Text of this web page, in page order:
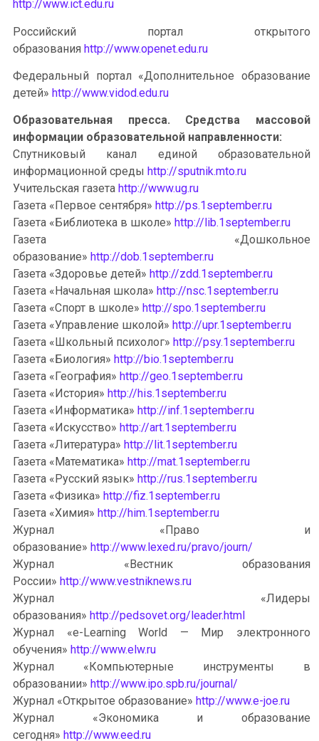
http://www.ict.edu.ru
Российский портал открытого
образования http://www.openet.edu.ru
Федеральный портал «Дополнительное образование
детей» http://www.vidod.edu.ru
Образовательная пресса. Средства массовой
информации образовательной направленности:
Спутниковый канал единой образовательной
информационной среды http://sputnik.mto.ru
Учительская газета http://www.ug.ru
Газета «Первое сентября» http://ps.1september.ru
Газета «Библиотека в школе» http://lib.1september.ru
Газета «Дошкольное
образование» http://dob.1september.ru
Газета «Здоровье детей» http://zdd.1september.ru
Газета «Начальная школа» http://nsc.1september.ru
Газета «Спорт в школе» http://spo.1september.ru
Газета «Управление школой» http://upr.1september.ru
Газета «Школьный психолог» http://psy.1september.ru
Газета «Биология» http://bio.1september.ru
Газета «География» http://geo.1september.ru
Газета «История» http://his.1september.ru
Газета «Информатика» http://inf.1september.ru
Газета «Искусство» http://art.1september.ru
Газета «Литература» http://lit.1september.ru
Газета «Математика» http://mat.1september.ru
Газета «Русский язык» http://rus.1september.ru
Газета «Физика» http://fiz.1september.ru
Газета «Химия» http://him.1september.ru
Журнал «Право и
образование» http://www.lexed.ru/pravo/journ/
Журнал «Вестник образования
России» http://www.vestniknews.ru
Журнал «Лидеры
образования» http://pedsovet.org/leader.html
Журнал «e-Learning World — Мир электронного
обучения» http://www.elw.ru
Журнал «Компьютерные инструменты в
образовании» http://www.ipo.spb.ru/journal/
Журнал «Открытое образование» http://www.e-joe.ru
Журнал «Экономика и образование
сегодня» http://www.eed.ru